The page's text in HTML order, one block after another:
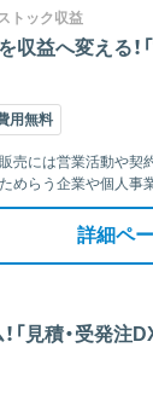
トック収益
益へ変える！
用無料
売には営業活動や契
めらう企業や個人事
詳細ペ
見積・受発注